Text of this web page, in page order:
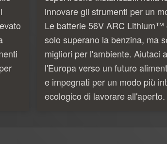
innovare gli strumenti per un
Le batterie 56V ARC Lithium™
solo superano la benzina, ma
migliori per l'ambiente. Aiutaci
l'Europa verso un futuro
e impegnati per un modo più
ecologico di lavorare all'aperto.